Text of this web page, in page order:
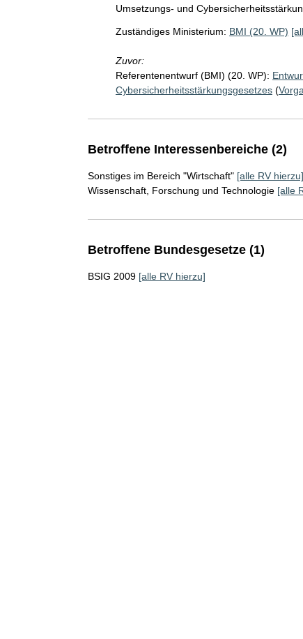
Umsetzungs- und
Zuständiges Ministerium: BMI (20. WP)
Zuvor:
Referentenentwurf (BMI) (20. WP):
Cybersicherheitsstärkungsgesetzes(
Betroffene Interessenbereiche (2)
Sonstiges im Bereich "Wirtschaft" [alle RV hierzu]
Wissenschaft, Forschung und Technologie [alle
Betroffene Bundesgesetze (1)
BSIG 2009 [alle RV hierzu]